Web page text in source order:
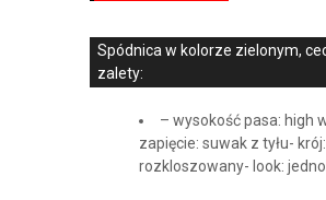
Spódnica w kolorze zielonym,
zalety:
– wysokość pasa: high
zapięcie: suwak z tyłu- krój:
rozkloszowany- look: